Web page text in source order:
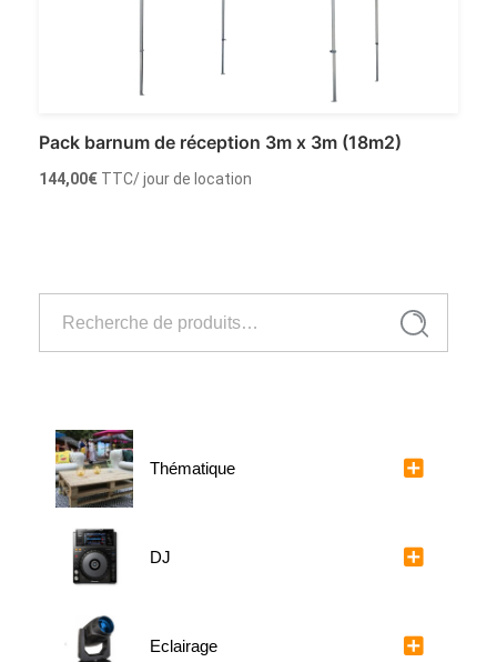
pour :
Recherche
Thématique
DJ
Eclairage
Pack barnum de réception 3m x 3m (18m2)
144,00€ TTC/ jour de location